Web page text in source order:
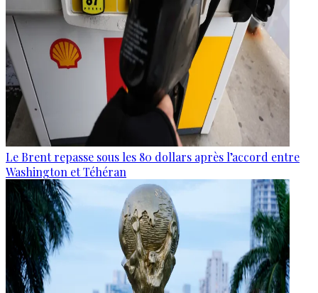
Le Brent repasse sous les 80 dollars après l’accord entre
Washington et Téhéran